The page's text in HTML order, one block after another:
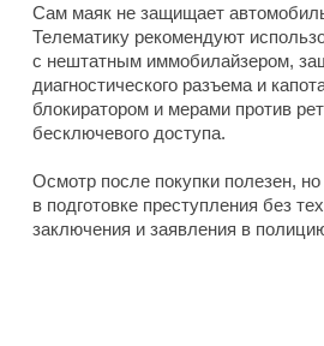
Сам маяк не защищает
Телематику рекомендуют
с нештатным иммобилайзером,
диагностического разъема и
блокиратором и мерами против
бесключевого доступа.
Осмотр после покупки полезен,
в подготовке преступления без
заключения и заявления в